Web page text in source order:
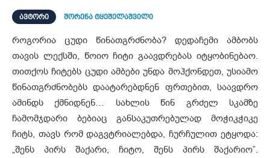
ᲐᲕᲢᲝᲠᲘ შორენა ტყეშელაშვილი
როგორია ცუდი წინათგრძნობა? დედაჩემი ამბობს
თავის ლექსში, წოიო ჩიტი გაავდრებას იტყობინებაო.
თითქოს ჩიტებს ცუდი ამბები უნდა მოჰქონდეთ, უსიამო
წინათგრძნობებს დაატარებდნენ ფრთებით, საავდრო
ამინდს ქმნიდნენ… სახლის წინ გრძელ სკამზე
ჩამომჯდარი ბებიაც განსაკუთრებულად მოჭიკჭიკე
ჩიტს, თავს რომ დაგვტრიალებდა, ჩურჩულით ეტყოდა:
„შენს პირს შაქარი, ჩიტო, შენს პირს შაქარიო”.